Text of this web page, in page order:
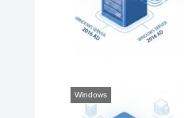
Windows